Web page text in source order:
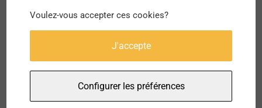
Voulez-vous accepter ces cookies?
J'accepte
Configurer les préférences